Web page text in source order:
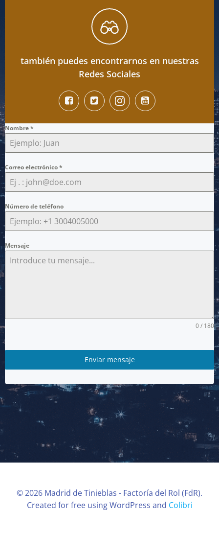
también puedes encontrarnos en nuestras
Redes Sociales
Nombre*
Correo electrónico*
Número de teléfono
Mensaje
0 / 180
Enviar mensaje
© 2026 Madrid de Tinieblas - Factoría del Rol (FdR).
Created for free using WordPress and Colibri